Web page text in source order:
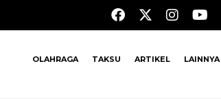
OLAHRAGA TAKSU ARTIKEL LAINNYA